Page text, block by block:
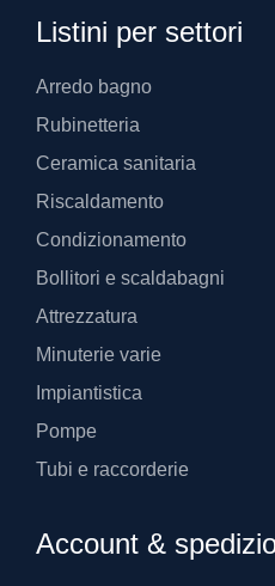
Listini per settori
Arredo bagno
Rubinetteria
Ceramica sanitaria
Riscaldamento
Condizionamento
Bollitori e scaldabagni
Attrezzatura
Minuterie varie
Impiantistica
Pompe
Tubi e raccorderie
Account &